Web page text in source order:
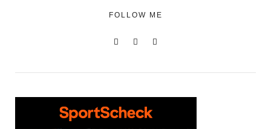
FOLLOW ME